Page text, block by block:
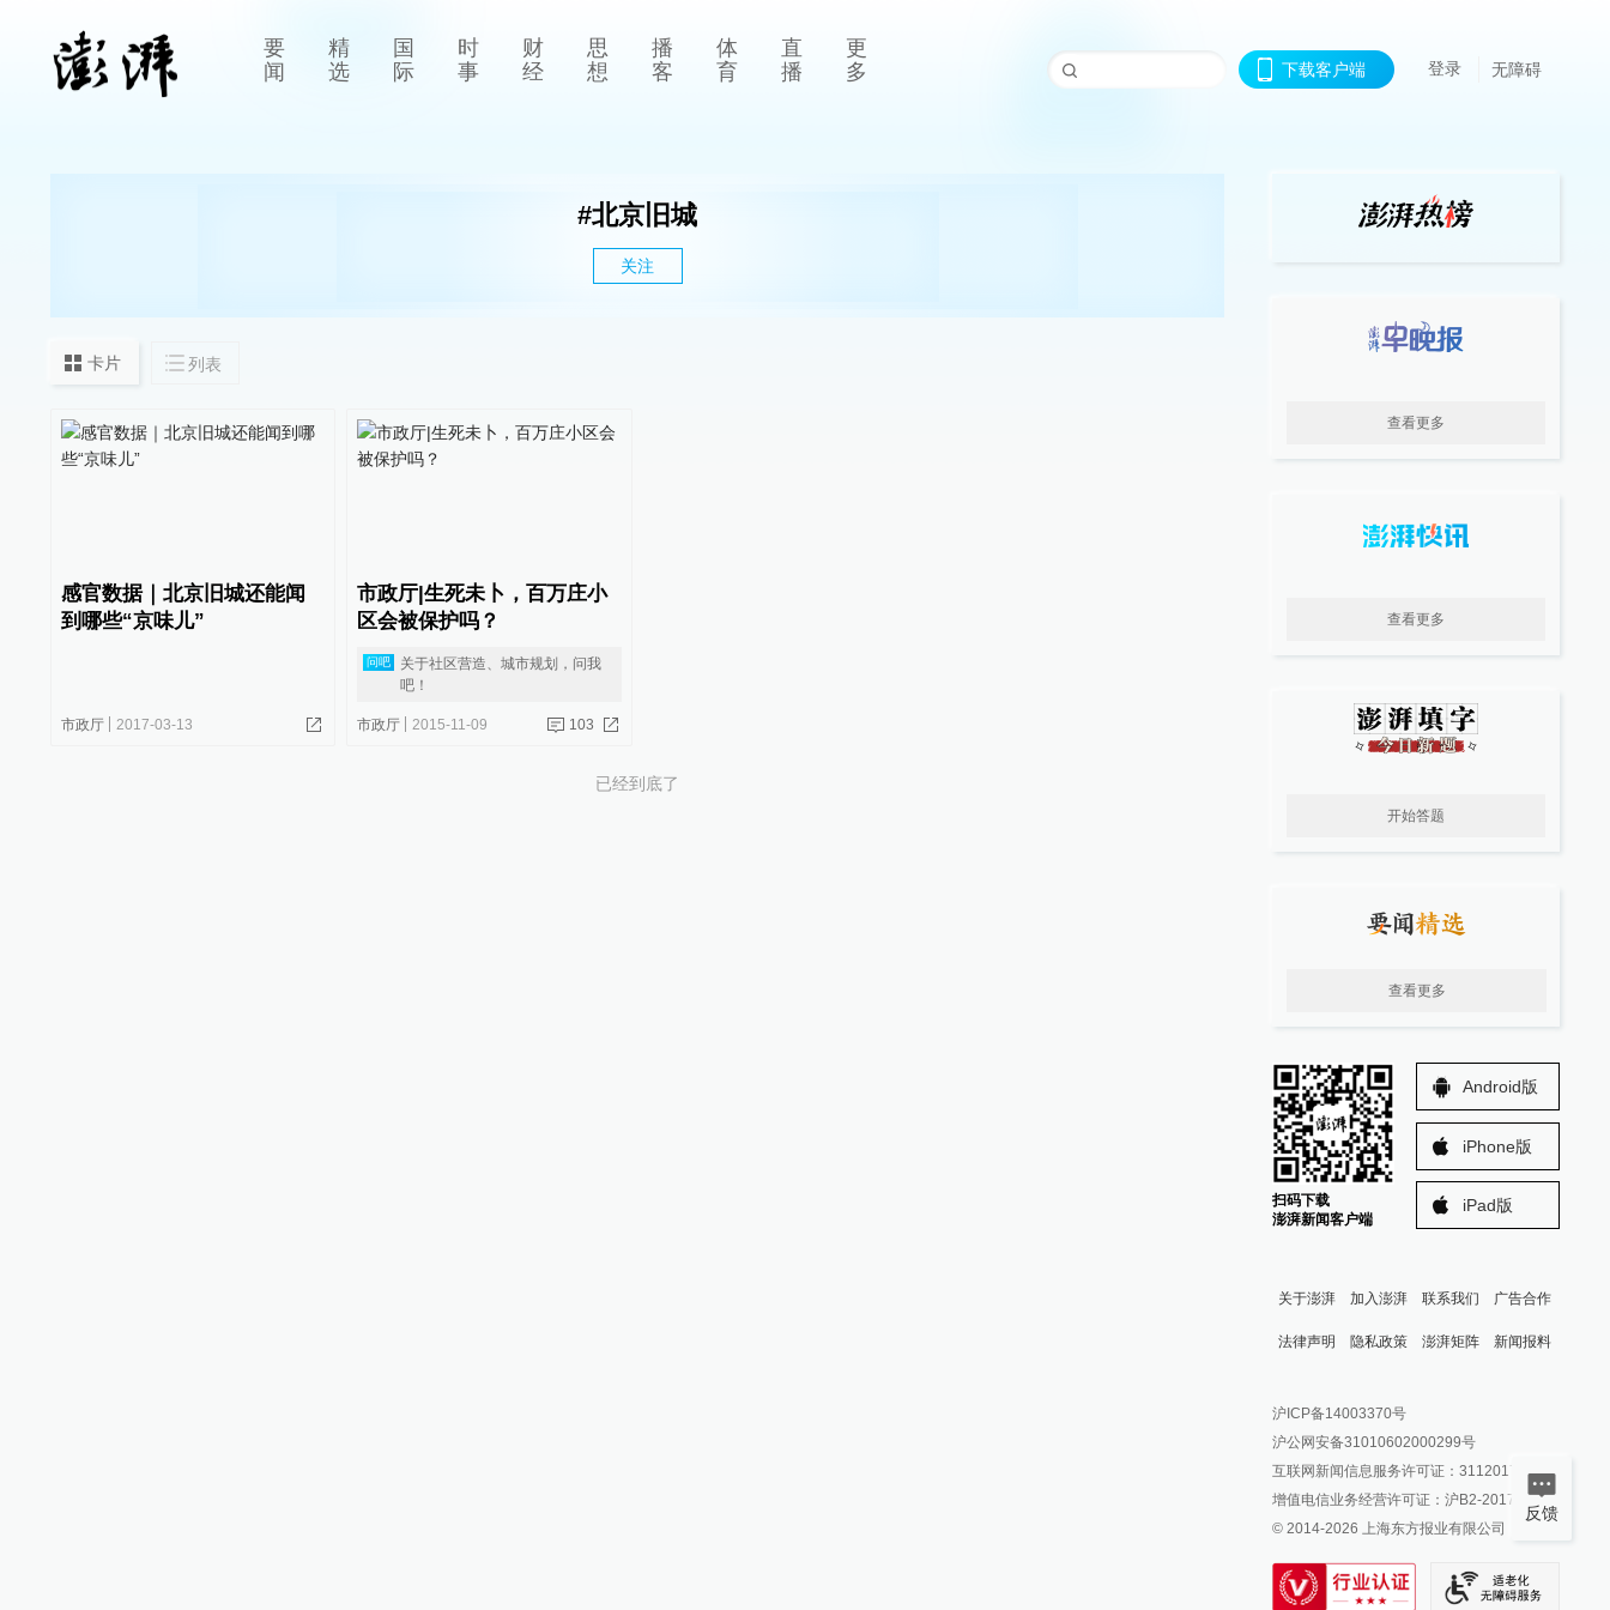
要
闻
精
选
国
际
时
事
财
经
思
想
播
客
体
育
直
播
更
多
下载客户端 登录 无障碍
#北京旧城
关注
卡片 列表
感官数据｜北京旧城还能闻
到哪些“京味儿”
市政厅 2017-03-13
市政厅|生死未卜，百万庄小
区会被保护吗？
问吧
关于社区营造、城市规划，问我
吧！
市政厅 2015-11-09 103
已经到底了
查看更多
查看更多
开始答题
查看更多
扫码下载
澎湃新闻客户端
Android版
iPhone版
iPad版
关于澎湃 加入澎湃 联系我们 广告合作
法律声明 隐私政策 澎湃矩阵
澎湃新闻公众号
澎湃新闻抖音号
派生万物开放平台
IP SHANGHAI
SIXTH TONE
新闻报料
报料邮箱: news@thepaper.cn
沪ICP备14003370号
沪公网安备31010602000299号
互联网新闻信息服务许可证：31120170006
增值电信业务经营许可证：沪B2-2017116
© 2014-2026 上海东方报业有限公司
反馈